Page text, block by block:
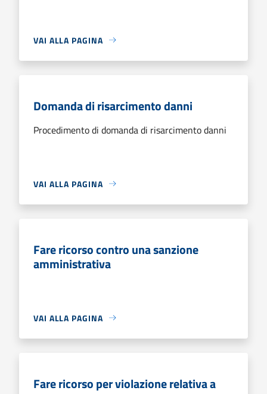
VAI ALLA PAGINA
Domanda di risarcimento danni
Procedimento di domanda di risarcimento danni
VAI ALLA PAGINA
Fare ricorso contro una sanzione
amministrativa
VAI ALLA PAGINA
Fare ricorso per violazione relativa a